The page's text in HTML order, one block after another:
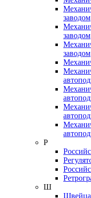
заводом
заводом
заводом
Р
Ш